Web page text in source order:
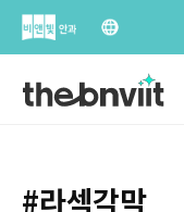
Skip
#라섹각막